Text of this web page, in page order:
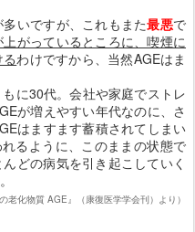
多いですが、これもまた最悪で
がっているところに、喫煙に
るわけですから、当然AGEはま
に30代。会社や家庭でストレ
が増えやすい年代なのに、さ
はますます蓄積されてしまい
るように、このままの状態で
どの病気を引き起こしていく
の老化物質 AGE』（康復医学学会刊）より）